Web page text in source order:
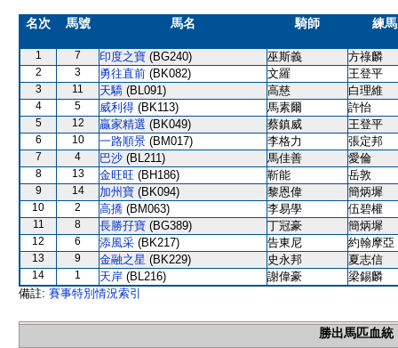
名次 馬號 馬名 騎師 練
1 7 印度之寶 (BG240) 巫斯義 方祿麟
2 3 勇往直前 (BK082) 文羅 王登平
3 11 天驕 (BL091) 高慈 白理維
4 5 威利得 (BK113) 馬素爾 許怡
5 12 贏家精選 (BK049) 蔡鎮威 王登平
6 10 一路順景 (BM017) 李格力 張定邦
7 4 巴沙 (BL211) 馬佳善 愛倫
8 13 金旺旺 (BH186) 靳能 岳敦
9 14 加州寶 (BK094) 黎恩偉 簡炳墀
10 2 高撟 (BM063) 李易學 伍碧權
11 8 長勝孖寶 (BG389) 丁冠豪 簡炳墀
12 6 添風采 (BK217) 告東尼 約翰摩亞
13 9 金融之星 (BK229) 史永邦 夏志信
14 1 天岸 (BL216) 謝偉豪
梁錫麟
備註: 賽事特別情況索引
勝出馬匹血統